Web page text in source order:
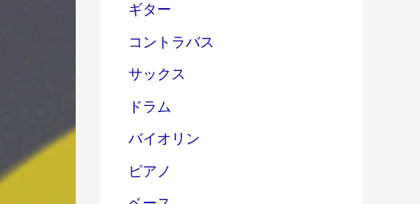
ギター
コントラバス
サックス
ドラム
バイオリン
ピアノ